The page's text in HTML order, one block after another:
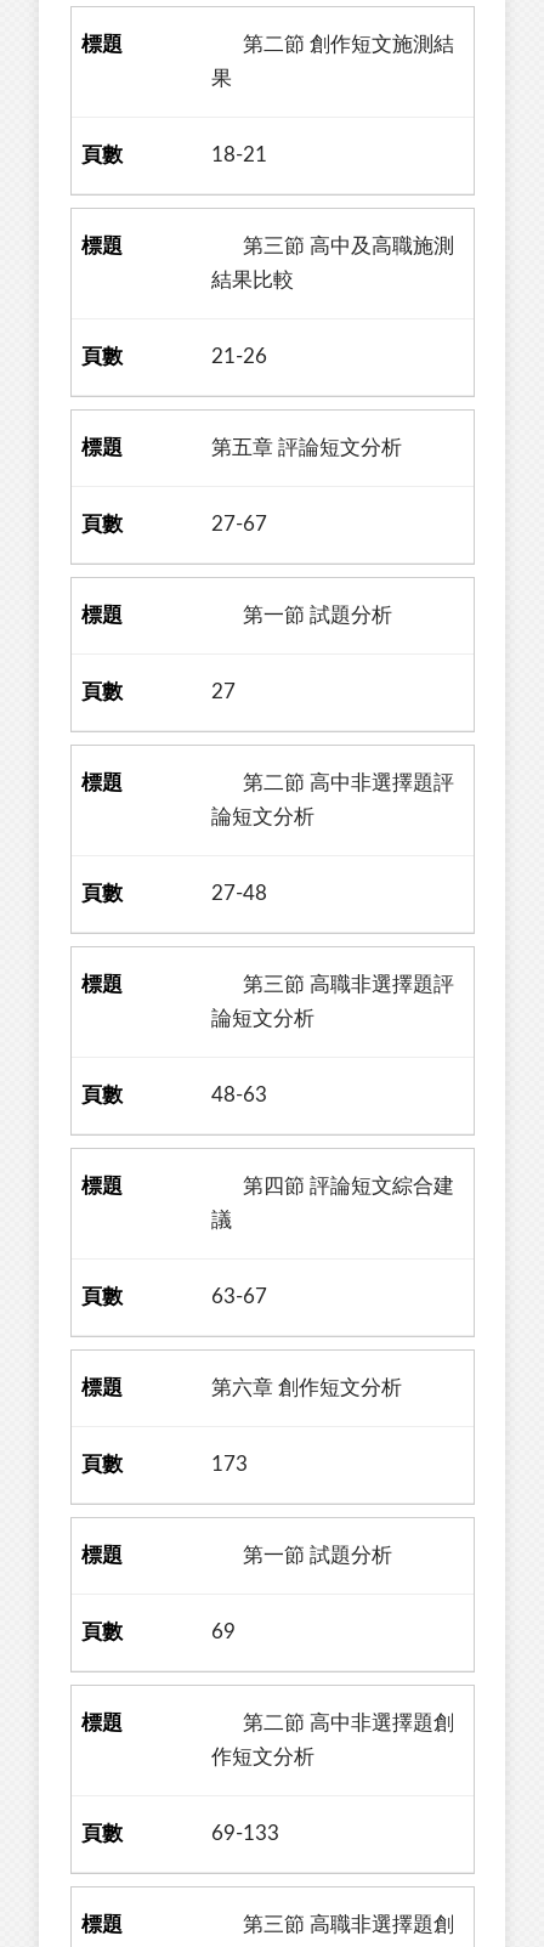
第二節 創作短文施測結
果
18-21
第三節 高中及高職施測
結果比較
21-26
第五章 評論短文分析
27-67
第一節 試題分析
27
第二節 高中非選擇題評
論短文分析
27-48
第三節 高職非選擇題評
論短文分析
48-63
第四節 評論短文綜合建
議
63-67
第六章 創作短文分析
173
第一節 試題分析
69
第二節 高中非選擇題創
作短文分析
69-133
第三節 高職非選擇題創